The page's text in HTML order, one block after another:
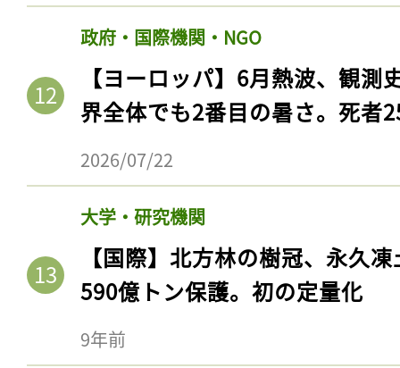
政府・国際機関・NGO
【ヨーロッパ】6月熱波、観
界全体でも2番目の暑さ。死者
2026/07/22
大学・研究機関
【国際】北方林の樹冠、永久
590億トン保護。初の定量化
9年前